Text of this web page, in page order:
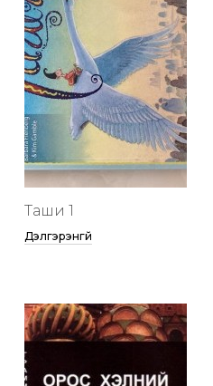
Таши 1
Дэлгэрэнгүй